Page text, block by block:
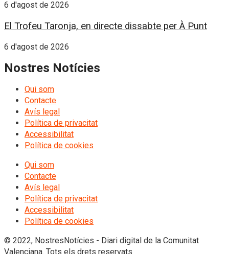
6 d'agost de 2026
El Trofeu Taronja, en directe dissabte per À Punt
6 d'agost de 2026
Nostres Notícies
Qui som
Contacte
Avís legal
Política de privacitat
Accessibilitat
Política de cookies
Qui som
Contacte
Avís legal
Política de privacitat
Accessibilitat
Política de cookies
© 2022, NostresNotícies - Diari digital de la Comunitat
Valenciana. Tots els drets reservats